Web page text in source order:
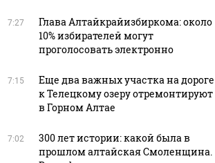
готовую еду из
магазина: список
7:27
Глава Алтайкрайизбиркома: около
10% избирателей могут
проголосовать электронно
7:15
Еще два важных участка на дороге
к Телецкому озеру отремонтируют
в Горном Алтае
7:02
300 лет истории: какой была в
прошлом алтайская Смоленщина.